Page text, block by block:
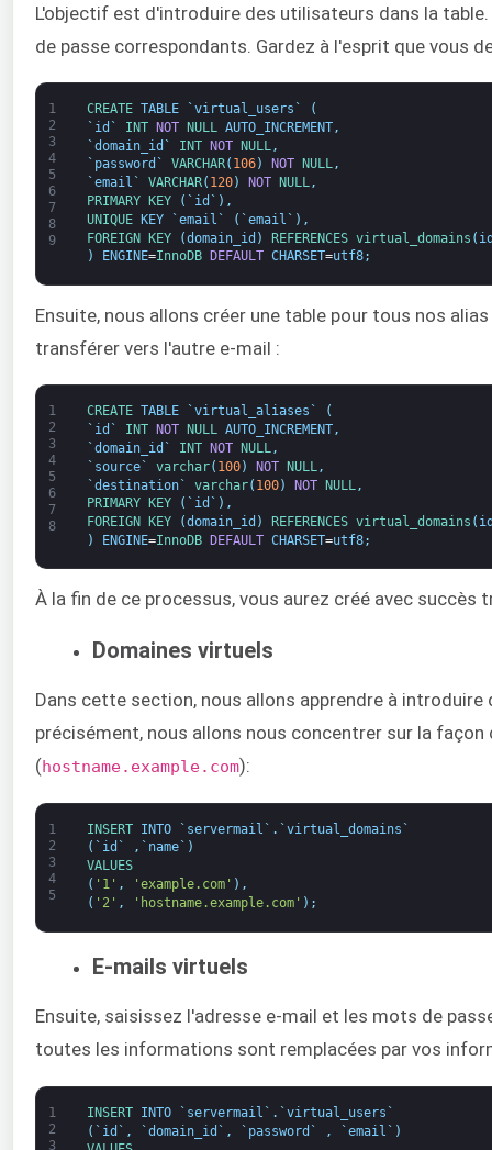
L'objectif est d'introduire des utilisateurs dans la
de passe correspondants. Gardez à l'esprit que vous
1
2
3
4
5
6
7
8
9
CREATE TABLE `virtual_users `
(
` id ` INT NOT NULL AUTO_INCREMENT,
`domain_id ` INT NOT NULL ,
` password ` VARCHAR( 106) NOT NULL,
`email ` VARCHAR( 120) NOT NULL,
PRIMARY
KEY ( ` id ` ) ,
UNIQUE KEY `email ` ( `email ` ) ,
FOREIGN KEY (domain_id ) REFERENCES virtual_domains (
)
ENGINE=InnoDB DEFAULT CHARSET=utf8;
Ensuite, nous allons créer une table pour tous nos
transférer vers l'autre e-mail :
1
2
3
4
5
6
7
8
CREATE TABLE `virtual_aliases `
(
` id ` INT NOT NULL AUTO_INCREMENT,
`domain_id ` INT NOT NULL,
` source` varchar( 100) NOT NULL ,
`destination` varchar( 100) NOT NULL ,
PRIMARY
KEY ( ` id ` ) ,
FOREIGN
KEY (domain_id ) REFERENCES virtual_domains (
)
ENGINE=InnoDB DEFAULT CHARSET=utf8;
À la fin de ce processus, vous aurez créé avec
Domaines virtuels
Dans cette section, nous allons apprendre à
précisément, nous allons nous concentrer sur la
(hostname.example.com):
1
2
3
4
5
INSERT INTO ` servermail ` . `virtual_domains `
( ` id ` , ` name` )
VALUES
( '1' , 'example.com' ) ,
( '2' , 'hostname.example.com' ) ;
E-mails virtuels
Ensuite, saisissez l'adresse e-mail et les mots de
toutes les informations sont remplacées par vos
1
2
3
INSERT INTO ` servermail ` . `virtual_users `
( ` id ` , `domain_id ` , ` password ` , `email ` )